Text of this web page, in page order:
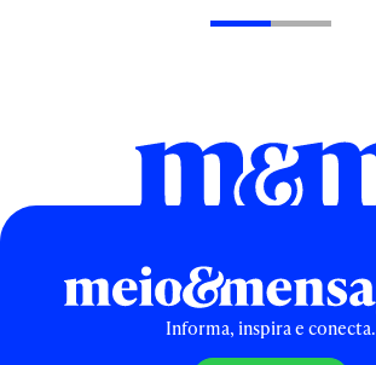
Informa, inspira e conecta.